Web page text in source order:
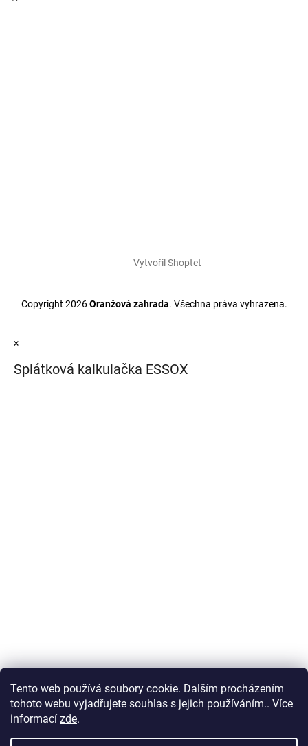
Tento web používá soubory cookie. Dalším procházením
tohoto webu vyjadřujete souhlas s jejich používáním.. Více
informací zde.
Vytvořil Shoptet
Copyright 2026Oranžová zahrada. Všechna práva vyhrazena.
×
Splátková kalkulačka ESSOX